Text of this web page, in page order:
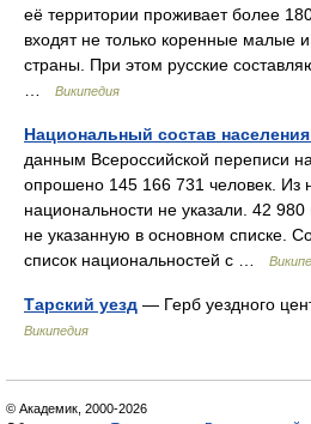
её территории проживает более
входят не только коренные малые
страны. При этом русские
Википедия
Национальный состав
данным Всероссийской переписи
опрошено 145 166 731 человек. Из
национальности не указали. 42 980
не указанную в основном списке.
список национальностей с …
Тарский уезд — Герб уездного
Википедия
© Академик, 2000-2026